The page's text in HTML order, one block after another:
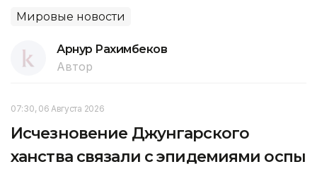
Мировые новости
Арнур Рахимбеков
Автор
07:30, 06 Августа 2026
Исчезновение Джунгарского
ханства связали с эпидемиями оспы